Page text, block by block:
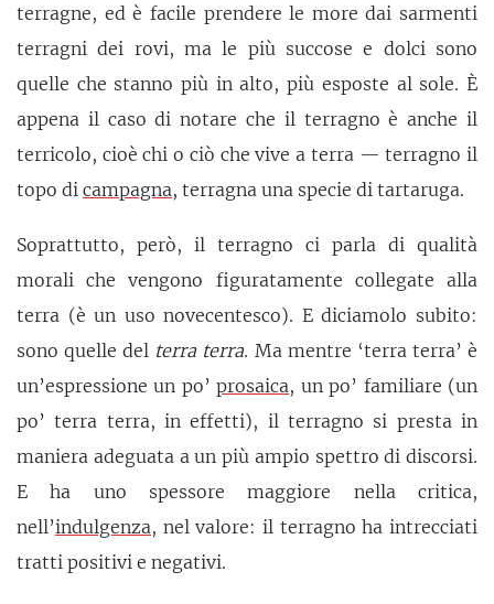
terragne, ed è facile prendere le more dai sarmenti
terragni dei rovi, ma le più succose e dolci sono
quelle che stanno più in alto, più esposte al sole. È
appena il caso di notare che il terragno è anche il
terricolo, cioè chi o ciò che vive a terra — terragno il
topo di campagna, terragna una specie di tartaruga.
Soprattutto, però, il terragno ci parla di qualità
morali che vengono figuratamente collegate alla
terra (è un uso novecentesco). E diciamolo subito:
sono quelle del terra terra. Ma mentre ‘terra terra’ è
un’espressione un po’prosaica, un po’ familiare (un
po’ terra terra, in effetti), il terragno si presta in
maniera adeguata a un più ampio spettro di discorsi.
E ha uno spessore maggiore nella critica,
nell’indulgenza, nel valore: il terragno ha intrecciati
tratti positivi e negativi.